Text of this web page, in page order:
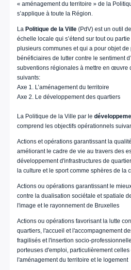
« aménagement du territoire » de la
s’applique à toute la Région.
La Politique de la Ville (PdV) est un outil
échelle locale qui s’étend sur tout ou
plusieurs communes et qui a pour objet de
bénéficiaires de lutter contre le sentiment
subventions régionales à mettre en œuvre
suivants:
Axe 1. L’aménagement du territoire
Axe 2. Le développement des quartiers
La Politique de la Ville par le
comprend les objectifs opérationnels
Actions et opérations garantissant la
améliorant le cadre de vie au travers des
développement d'infrastructures de
la culture et le sport comme sphères de la
Actions ou opérations garantissant le
contre la dualisation sociétale et spatiale
l'image et le rayonnement de Bruxelles
Actions ou opérations favorisant la lutte
quartiers, l'accueil et l'accompagnement
fragilisés et l'insertion socio-
porteuses d'emploi, particulièrement
l'aménagement du territoire et le logement